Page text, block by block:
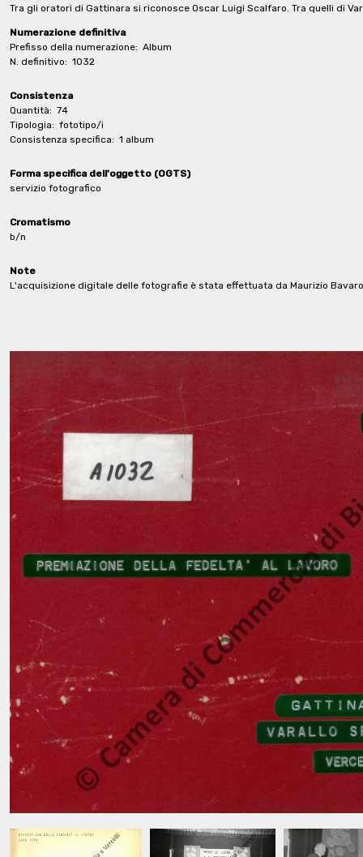
Tra gli oratori di Gattinara si riconosce Oscar Luigi Scalfaro. Tra quelli di
Numerazione definitiva
Prefisso della numerazione: Album
N. definitivo: 1032
Consistenza
Quantità: 74
Tipologia: fototipo/i
Consistenza specifica: 1 album
Forma specifica dell'oggetto (OGTS)
servizio fotografico
Cromatismo
b/n
Note
L'acquisizione digitale delle fotografie è stata effettuata da Maurizio